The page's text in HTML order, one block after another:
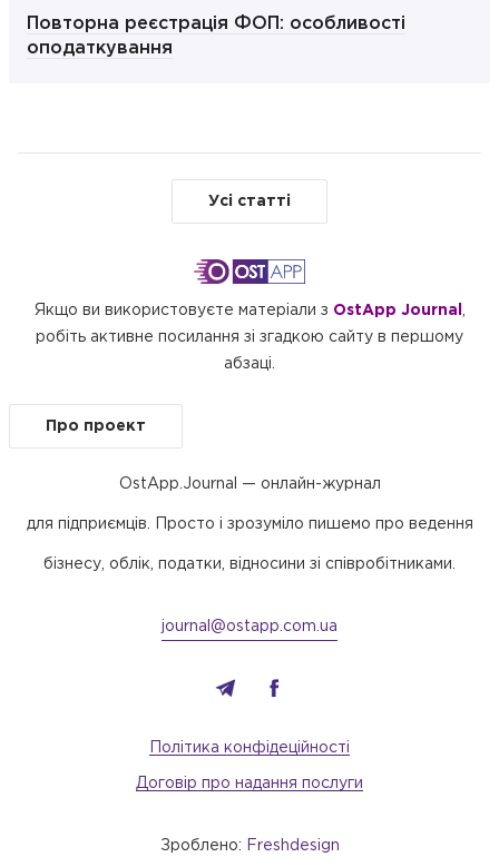
Повторна реєстрація ФОП: особливості
оподаткування
Усі статті
Якщо ви використовуєте матеріали з OstApp Journal
робіть активне посилання зі згадкою сайту в першому
абзаці.
Про проект
OstApp.Journal — онлайн-журнал
для підприємців. Просто і зрозуміло пишемо про ведення
бізнесу, облік, податки, відносини зі співробітниками.
Зроблено: Freshdesign
journal@ostapp.com.ua
Політика конфідеційності
Договір про надання послуги